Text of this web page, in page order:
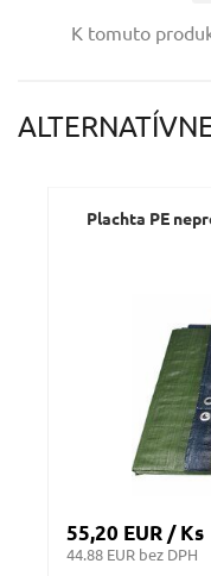
K tomuto
Plachta PE
55,20 EUR / Ks
44.88 EUR bez DPH